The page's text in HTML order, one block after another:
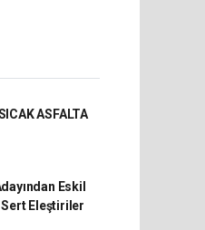
ASFALTA
Eskil
Eleştiriler